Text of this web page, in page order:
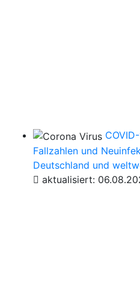
Fallzahlen und
Deutschland und
aktualisiert: